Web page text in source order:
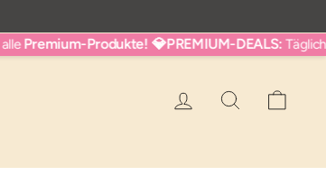
Premium-Produkte! 💎PREMIUM-DEALS:Täglich
Suche